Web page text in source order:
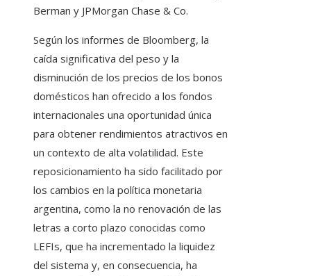
Berman y JPMorgan Chase & Co.
Según los informes de Bloomberg, la
caída significativa del peso y la
disminución de los precios de los bonos
domésticos han ofrecido a los fondos
internacionales una oportunidad única
para obtener rendimientos atractivos en
un contexto de alta volatilidad. Este
reposicionamiento ha sido facilitado por
los cambios en la política monetaria
argentina, como la no renovación de las
letras a corto plazo conocidas como
LEFIs, que ha incrementado la liquidez
del sistema y, en consecuencia, ha